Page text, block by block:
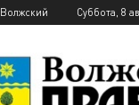
Волжский Суббота, 8
—